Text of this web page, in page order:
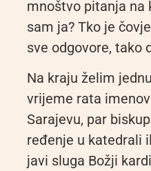
mnoštvo pitanja na
sam ja? Tko je
sve odgovore, tako
Na kraju želim
vrijeme rata
Sarajevu, par
ređenje u katedrali
javi sluga Božji